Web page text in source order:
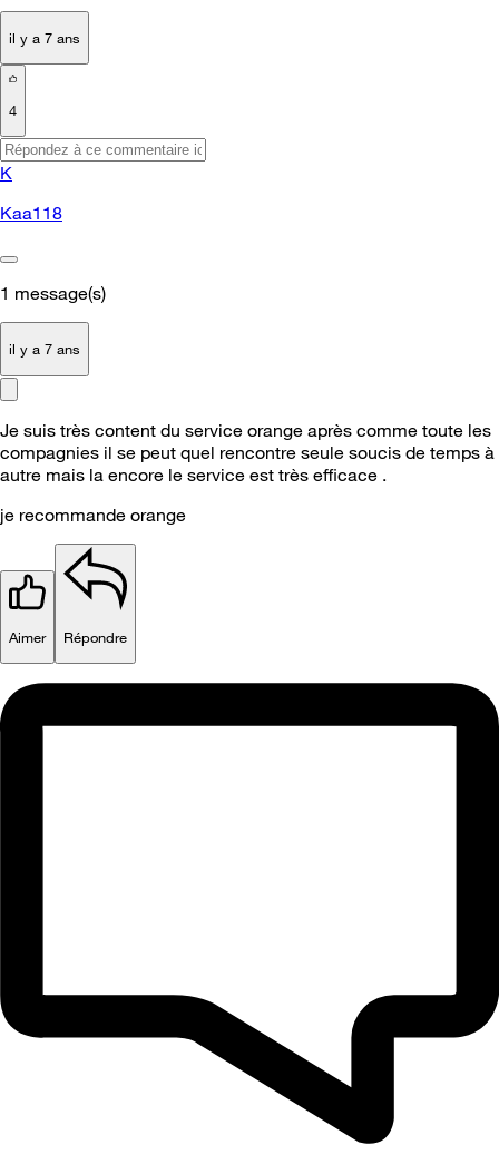
il y a 7 ans
4
K
Kaa118
1 message(s)
il y a 7 ans
Je suis très content du service orange après comme toute les
compagnies il se peut quel rencontre seule soucis de temps à
autre mais la encore le service est très efficace .
je recommande orange
Aimer Répondre